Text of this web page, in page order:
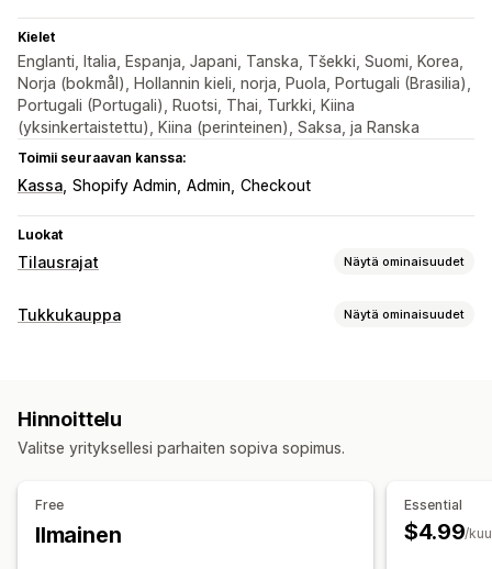
Kielet
Englanti, Italia, Espanja, Japani, Tanska, Tšekki, Suomi, Korea,
Norja (bokmål), Hollannin kieli, norja, Puola, Portugali (Brasilia),
Portugali (Portugali), Ruotsi, Thai, Turkki, Kiina
(yksinkertaistettu), Kiina (perinteinen), Saksa, ja Ranska
Toimii seuraavan kanssa:
Kassa Shopify Admin Admin Checkout
Luokat
Tilausrajat Näytä ominaisuudet
Rajasäännöt
Ostotiheys Asiakastunnisteet
Ostoskorihälytykset
Tuotesivuhälytykset
Tukkukauppa Näytä ominaisuudet
Hinnoittelu
Valitse yrityksellesi parhaiten sopiva sopimus.
Free
Ilmainen
Essential
$4.99/